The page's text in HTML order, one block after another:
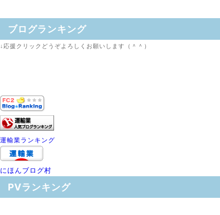
ブログランキング
↓応援クリックどうぞよろしくお願いします（＾＾）
運輸業ランキング
にほんブログ村
PVランキング